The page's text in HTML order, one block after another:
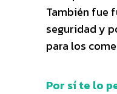
También fue
seguridad y
para los
Por sí te lo